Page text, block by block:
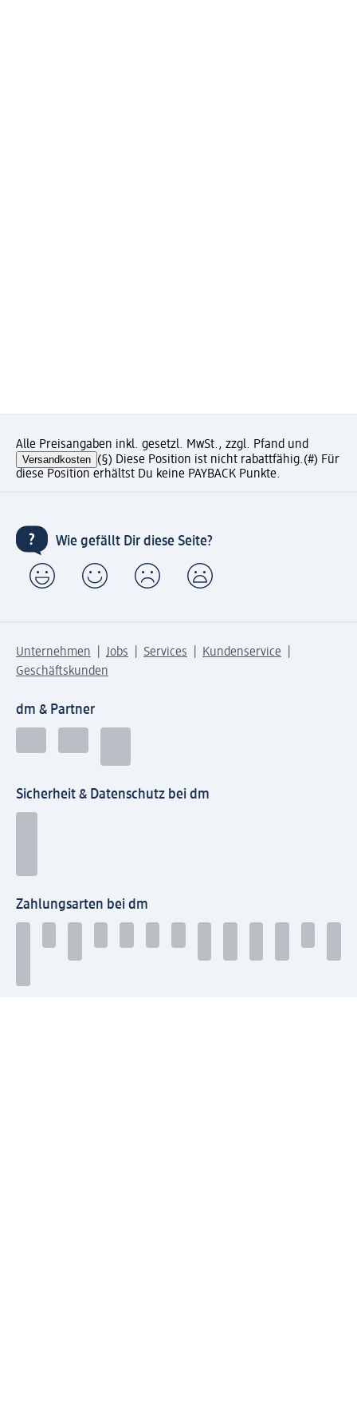
Alle Preisangaben inkl. gesetzl. MwSt., zzgl. Pfand und
Versandkosten (§) Diese Position ist nicht rabattfähig.(#) Für
diese Position erhältst Du keine PAYBACK Punkte.
Wie gefällt Dir diese Seite?
Unternehmen Jobs Services
Kundenservice
Geschäftskunden
dm & Partner
Sicherheit & Datenschutz bei dm
Zahlungsarten bei dm